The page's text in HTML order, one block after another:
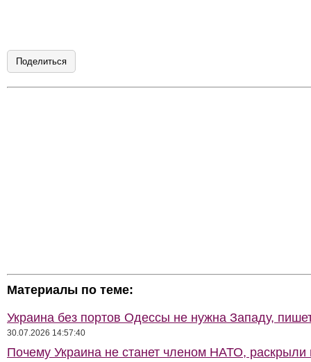
Поделиться
Материалы по теме:
Украина без портов Одессы не нужна Западу,
30.07.2026 14:57:40
Почему Украина не станет членом НАТО,